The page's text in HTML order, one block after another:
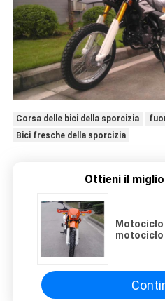
Corsa delle bici della sporcizia
Bici fresche della sporcizia
Ottieni il
Motociclo
motociclo
a aria